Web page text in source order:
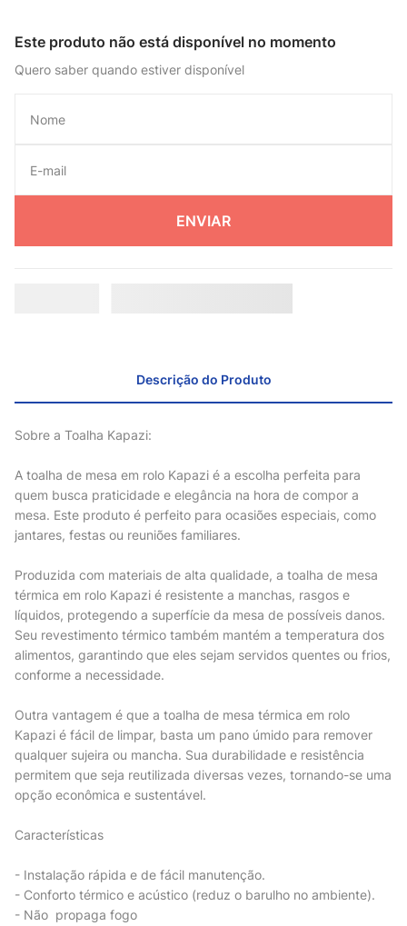
Este produto não está disponível no momento
Quero saber quando estiver disponível
ENVIAR
Descrição do Produto
Sobre a Toalha Kapazi:
A toalha de mesa em rolo Kapazi é a escolha perfeita para
quem busca praticidade e elegância na hora de compor a
mesa. Este produto é perfeito para ocasiões especiais, como
jantares, festas ou reuniões familiares.
Produzida com materiais de alta qualidade, a toalha de mesa
térmica em rolo Kapazi é resistente a manchas, rasgos e
líquidos, protegendo a superfície da mesa de possíveis danos.
Seu revestimento térmico também mantém a temperatura dos
alimentos, garantindo que eles sejam servidos quentes ou frios,
conforme a necessidade.
Outra vantagem é que a toalha de mesa térmica em rolo
Kapazi é fácil de limpar, basta um pano úmido para remover
qualquer sujeira ou mancha. Sua durabilidade e resistência
permitem que seja reutilizada diversas vezes, tornando-se uma
opção econômica e sustentável.
Características
- Instalação rápida e de fácil manutenção.
- Conforto térmico e acústico (reduz o barulho no ambiente).
- Não propaga fogo